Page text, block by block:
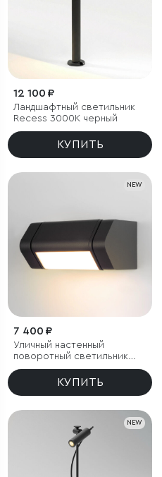
12 100 ₽
Ландшафтный светильник
Recess 3000K черный
КУПИТЬ
NEW
7 400 ₽
Уличный настенный
поворотный светильник
DORS 3000K черный
КУПИТЬ
NEW